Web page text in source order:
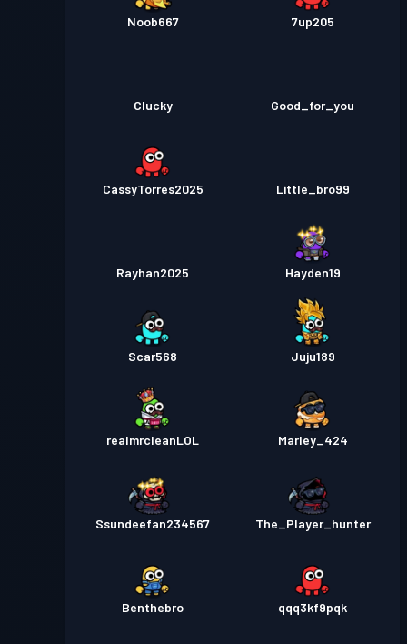
Noob667 7up205
Clucky Good_for_you
CassyTorres2025 Little_bro99
Rayhan2025 Hayden19
Scar568 Juju189
realmrcleanLOL Marley_424
Ssundeefan234567 The_Player_hunter
Benthebro qqq3kf9pqk